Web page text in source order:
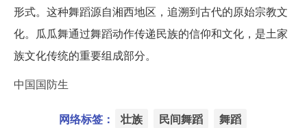
形式。这种舞蹈源自湘西地区，追溯到古代的原始宗教文
化。瓜瓜舞通过舞蹈动作传递民族的信仰和文化，是土家
族文化传统的重要组成部分。
中国国防生
网络标签： 壮族 民间舞蹈 舞蹈